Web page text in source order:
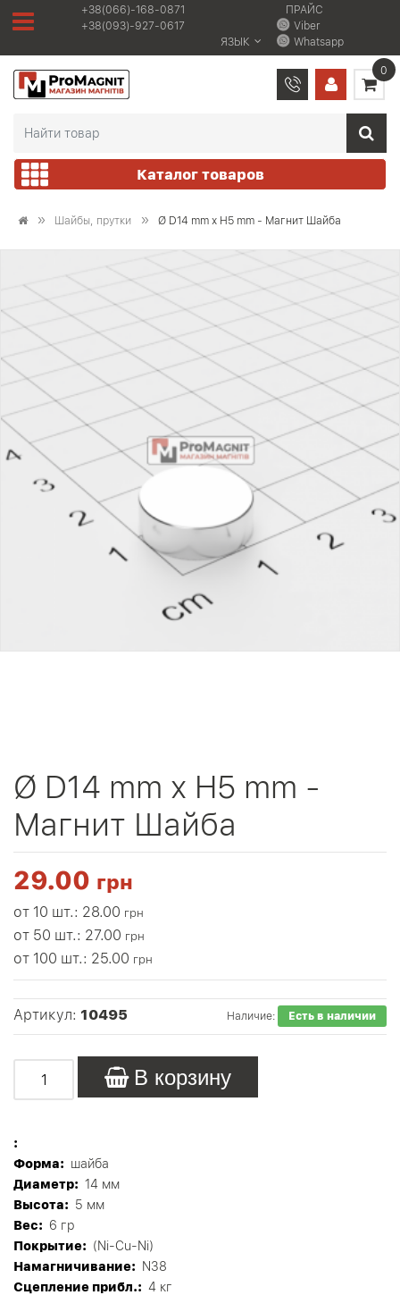
+38(066)-168-0871
+38(093)-927-0617
ЯЗЫК
ПРАЙС
Viber
Whatsapp
Каталог товаров
0
Шайбы, прутки Ø D14 mm х H5 mm - Магнит Шайба
Ø D14 mm х H5 mm -
Магнит Шайба
29.00 грн
от 10 шт.: 28.00 грн
от 50 шт.: 27.00 грн
от 100 шт.: 25.00 грн
Артикул: 10495 Наличие: Есть в наличии
В корзину
:
Форма: шайба
Диаметр: 14 мм
Высота: 5 мм
Вес: 6 гр
Покрытие: (Ni-Cu-Ni)
Намагничивание:
N38
Сцепление прибл.: 4 кг